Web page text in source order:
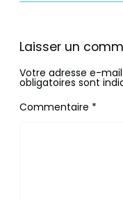
Laisser un
Votre adresse e-
obligatoires sont
Commentaire *